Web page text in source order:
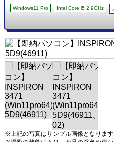
Windows11 Pro Intel Core i5 2.9GHz
※上記の写真はサンプル画像となります